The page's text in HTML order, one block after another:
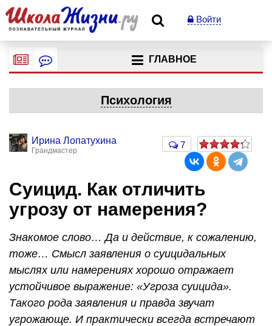
Войти
ГЛАВНОЕ
Психология
Ирина Лопатухина
Грандмастер
7
Суицид. Как отличить
угрозу от намерения?
Знакомое слово… Да и действие, к сожалению,
тоже… Смысл заявления о суицидальных
мыслях или намерениях хорошо отражает
устойчивое выражение: «Угроза суицида».
Такого рода заявления и правда звучат
угрожающе. И практически всегда встречают